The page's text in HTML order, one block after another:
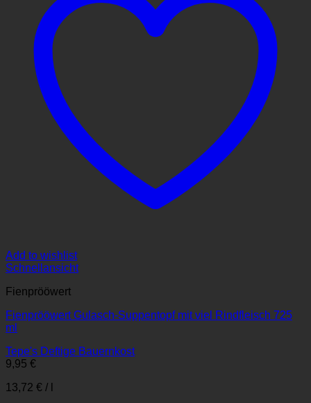
Add to wishlist
Schnellansicht
Fienprööwert
Fienprööwert Gulasch-Suppentopf mit viel Rindfleisch 725
ml
Tepe's Deftige Bauernkost
9,95 €
13,72 € /